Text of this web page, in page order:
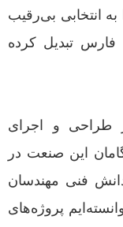
انتخابی بی‌رقیب
تبدیل کرده
طراحی و اجرای
این صنعت در
فنی مهندسان
پروژه‌های